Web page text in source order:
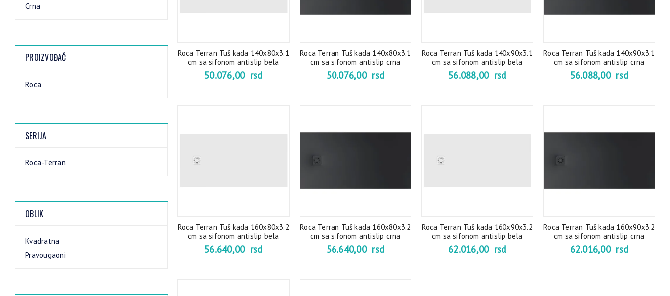
Crna
PROIZVOĐAČ
Roca
SERIJA
Roca-Terran
OBLIK
Kvadratna
Pravougaoni
Roca Terran Tuš kada 140x80x3.1
cm sa sifonom antislip bela
50.076,00 rsd
Roca Terran Tuš kada 140x80x3.1
cm sa sifonom antislip crna
50.076,00 rsd
Roca Terran Tuš kada 140x90x3.1
cm sa sifonom antislip bela
56.088,00 rsd
Roca Terran Tuš kada 140x90x3.1
cm sa sifonom antislip crna
56.088,00 rsd
Roca Terran Tuš kada 160x80x3.2
cm sa sifonom antislip bela
56.640,00 rsd
Roca Terran Tuš kada 160x80x3.2
cm sa sifonom antislip crna
56.640,00 rsd
Roca Terran Tuš kada 160x90x3.2
cm sa sifonom antislip bela
62.016,00 rsd
Roca Terran Tuš kada 160x90x3.2
cm sa sifonom antislip crna
62.016,00 rsd